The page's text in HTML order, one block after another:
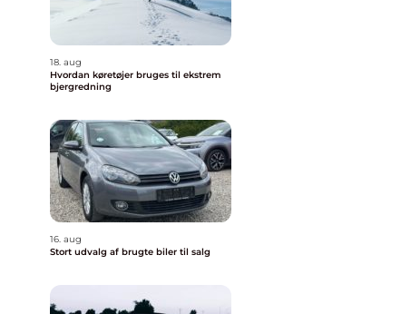
18. aug
Hvordan køretøjer bruges til ekstrem
bjergredning
16. aug
Stort udvalg af brugte biler til salg